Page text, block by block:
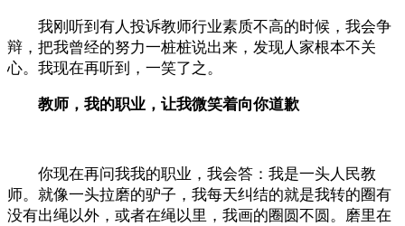
我刚听到有人投诉教师行业素质不高的时候，我会争
辩，把我曾经的努力一桩桩说出来，发现人家根本不关
心。我现在再听到，一笑了之。
教师，我的职业，让我微笑着向你道歉
你现在再问我我的职业，我会答：我是一头人民教
师。就像一头拉磨的驴子，我每天纠结的就是我转的圈有
没有出绳以外，或者在绳以里，我画的圈圆不圆。磨里在